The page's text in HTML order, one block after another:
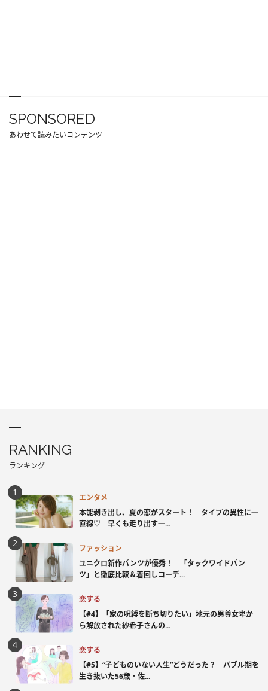
SPONSORED
あわせて読みたいコンテンツ
RANKING
ランキング
エンタメ
本能剥き出し、夏の恋がスタート！ タイプの異性に一
直線♡ 早くも走り出す一...
ファッション
ユニクロ新作パンツが優秀！ 「タックワイドパン
ツ」と徹底比較＆着回しコーデ...
恋する
【#4】「家の呪縛を断ち切りたい」地元の男尊女卑か
ら解放された紗希子さんの...
恋する
【#5】“子どものいない人生”どうだった？ バブル期を
生き抜いた56歳・佐...